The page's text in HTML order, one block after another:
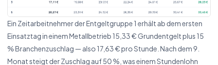
Ein Zeitarbeitnehmer der Entgeltgruppe 1 erhält ab dem ersten
Einsatztag in einem Metallbetrieb 15,33 € Grundentgelt plus 15
% Branchenzuschlag — also 17,63 € pro Stunde. Nach dem 9.
Monat steigt der Zuschlag auf 50 %, was einem Stundenlohn